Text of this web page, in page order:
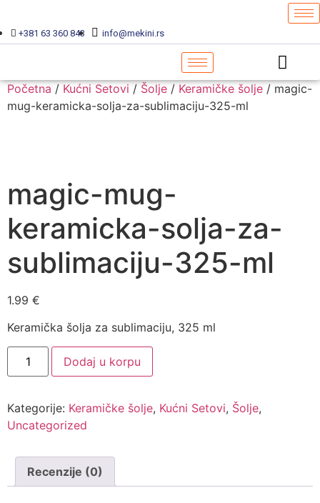
+381 63 360 843 info@mekini.rs
Početna / Kućni Setovi / Šolje / Keramičke šolje / magic-
mug-keramicka-solja-za-sublimaciju-325-ml
magic-mug-
keramicka-solja-za-
sublimaciju-325-ml
1.99 €
Keramička šolja za sublimaciju, 325 ml
Dodaj u korpu
Kategorije: Keramičke šolje, Kućni Setovi, Šolje,
Uncategorized
Recenzije (0)